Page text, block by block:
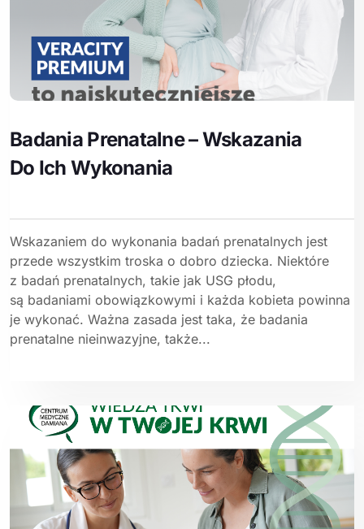
Badania Prenatalne – Wskazania
Do Ich Wykonania
Wskazaniem do wykonania badań prenatalnych jest
przede wszystkim troska o dobro dziecka. Niektóre
z badań prenatalnych, takie jak USG płodu,
są badaniami obowiązkowymi i każda kobieta powinna
je wykonać. Ważna zasada jest taka, że badania
prenatalne nieinwazyjne, także...